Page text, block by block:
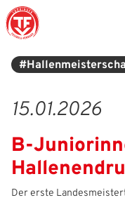
15.01.2026
B-
Der erste
Geschäftsstelle
Chronik
Sicherheit
Junioren
Eliteschulen
Erzieher und
DFB-Masterplan
Vielfalt
Newsletter
DFBnet